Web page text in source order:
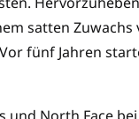
satten Zuwachs
fünf Jahren